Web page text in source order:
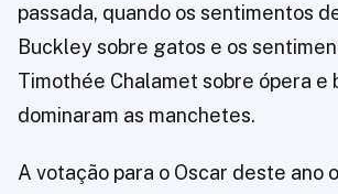
passada, quando os sentimentos
Buckley sobre gatos e os
Timothée Chalamet sobre ópera e
dominaram as manchetes.
A votação para o Oscar deste ano